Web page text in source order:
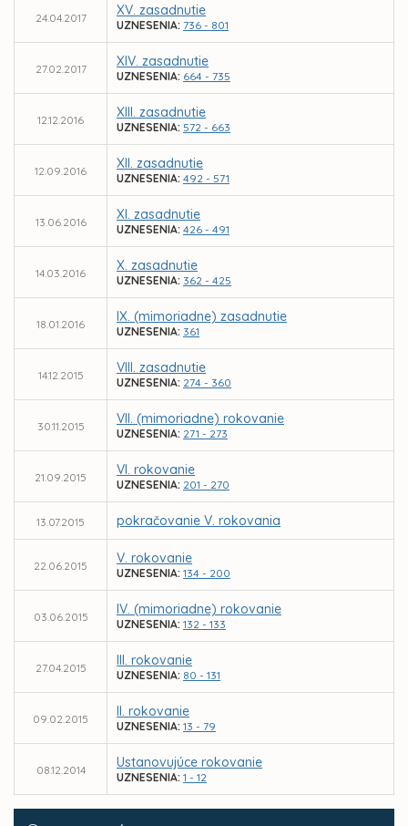
24.04.2017 XV. zasadnutie
UZNESENIA: 736 - 801
27.02.2017 XIV. zasadnutie
UZNESENIA: 664 - 735
12.12.2016 XIII. zasadnutie
UZNESENIA: 572 - 663
12.09.2016 XII. zasadnutie
UZNESENIA: 492 - 571
13.06.2016 XI. zasadnutie
UZNESENIA: 426 - 491
14.03.2016 X. zasadnutie
UZNESENIA: 362 - 425
18.01.2016 IX. (mimoriadne) zasadnutie
UZNESENIA: 361
14.12.2015 VIII. zasadnutie
UZNESENIA: 274 - 360
30.11.2015 VII. (mimoriadne) rokovanie
UZNESENIA: 271 - 273
21.09.2015 VI. rokovanie
UZNESENIA: 201 - 270
13.07.2015 pokračovanie V. rokovania
22.06.2015 V. rokovanie
UZNESENIA: 134 - 200
03.06.2015 IV. (mimoriadne) rokovanie
UZNESENIA: 132 - 133
27.04.2015 III. rokovanie
UZNESENIA: 80 - 131
09.02.2015 II. rokovanie
UZNESENIA: 13 - 79
08.12.2014 Ustanovujúce rokovanie
UZNESENIA: 1 - 12